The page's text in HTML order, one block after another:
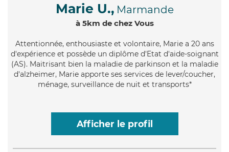
Marie U., Marmande
à 5km de chez Vous
Attentionnée, enthousiaste et volontaire, Marie a 20 ans
d'expérience et possède un diplôme d'Etat d'aide-soignant
(AS). Maitrisant bien la maladie de parkinson et la maladie
d'alzheimer, Marie apporte ses services de lever/coucher,
ménage, surveillance de nuit et transports*
Afficher le profil